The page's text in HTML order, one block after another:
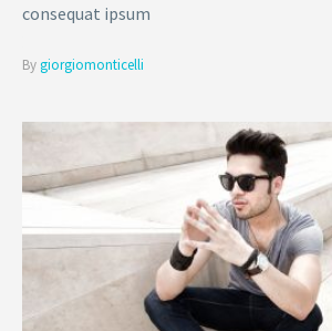
consequat ipsum
Bygiorgiomonticelli